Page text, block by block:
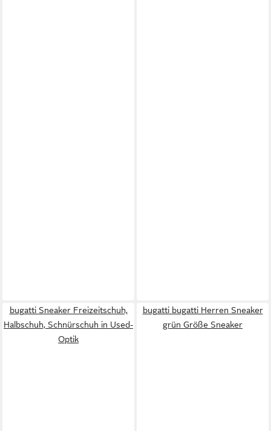
bugatti Sneaker Freizeitschuh,
Halbschuh, Schnürschuh in Used-
Optik
bugatti bugatti Herren Sneaker
grün Größe Sneaker